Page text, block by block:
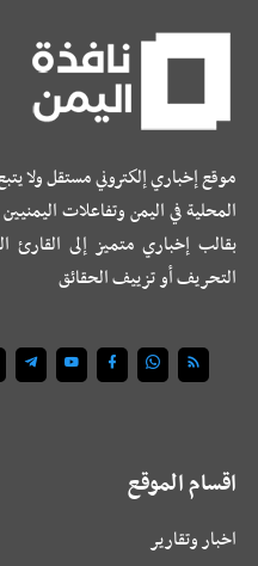
موقع إخباري إلكتروني مستقل ولا
المحلية في اليمن وتفاعلات
بقالب إخباري متميز إلى القارئ
التحريف أو تزييف الحقائق
اقسام الموقع
اخبار وتقارير